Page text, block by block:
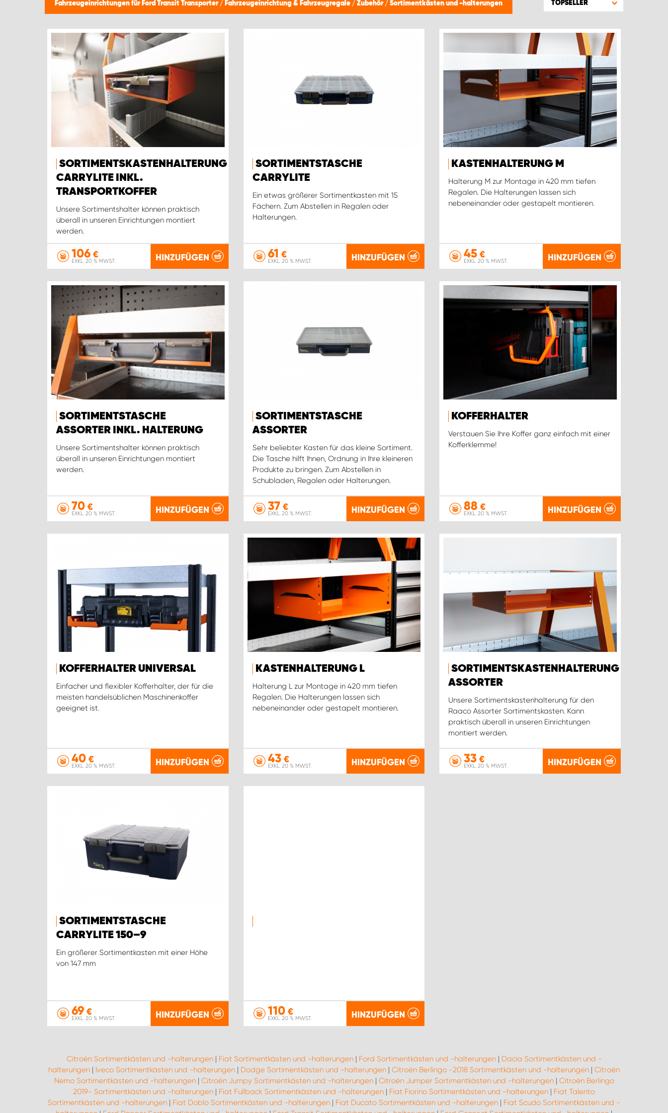
Fahrzeugeinrichtungen für Ford Transit Transporter / Fahrzeugeinrichtung & Fahrzeugregale / Zubehör / Sortimentkästen und -halterungen TOPSELLER
SORTIMENTSKASTENHALTERUNG
CARRYLITE INKL.
TRANSPORTKOFFER
Unsere Sortimentshalter können praktisch
überall in unseren Einrichtungen montiert
werden.
106 €
EXKL. 20 % MWST. HINZUFÜGEN
SORTIMENTSTASCHE
CARRYLITE
Ein etwas größerer Sortimentkasten mit 15
Fächern. Zum Abstellen in Regalen oder
Halterungen.
61 €
EXKL. 20 % MWST. HINZUFÜGEN
KASTENHALTERUNG M
Halterung M zur Montage in 420 mm tiefen
Regalen. Die Halterungen lassen sich
nebeneinander oder gestapelt montieren.
45 €
EXKL. 20 % MWST. HINZUFÜGEN
SORTIMENTSTASCHE
ASSORTER INKL. HALTERUNG
Unsere Sortimentshalter können praktisch
überall in unseren Einrichtungen montiert
werden.
70 €
EXKL. 20 % MWST. HINZUFÜGEN
SORTIMENTSTASCHE
ASSORTER
Sehr beliebter Kasten für das kleine Sortiment.
Die Tasche hilft Ihnen, Ordnung in Ihre kleineren
Produkte zu bringen. Zum Abstellen in
Schubladen, Regalen oder Halterungen.
37€
EXKL. 20 % MWST. HINZUFÜGEN
KOFFERHALTER
Verstauen Sie Ihre Koffer ganz einfach mit einer
Kofferklemme!
88 €
EXKL. 20 % MWST. HINZUFÜGEN
KOFFERHALTER UNIVERSAL
Einfacher und flexibler Kofferhalter, der für die
meisten handelsüblichen Maschinenkoffer
geeignet ist.
40 €
EXKL. 20 % MWST. HINZUFÜGEN
KASTENHALTERUNG L
Halterung L zur Montage in 420 mm tiefen
Regalen. Die Halterungen lassen sich
nebeneinander oder gestapelt montieren.
43€
EXKL. 20 % MWST. HINZUFÜGEN
SORTIMENTSKASTENHALTERUNG
ASSORTER
Unsere Sortimentskastenhalterung für den
Raaco Assorter Sortimentskasten. Kann
praktisch überall in unseren Einrichtungen
montiert werden.
33 €
EXKL. 20 % MWST. HINZUFÜGEN
SORTIMENTSTASCHE
CARRYLITE 150–9
Ein größerer Sortimentkasten mit einer Höhe
von 147 mm
69 €
EXKL. 20 % MWST. HINZUFÜGEN 110€
EXKL. 20 % MWST. HINZUFÜGEN
Citroën Sortimentkästen und -halterungen| Fiat Sortimentkästen und -halterungen| Ford Sortimentkästen und -halterungen| Dacia Sortimentkästen und -
halterungen | Iveco Sortimentkästen und -halterungen | Dodge Sortimentkästen und -halterungen | Citroën Berlingo -2018 Sortimentkästen und -halterungen | Citroën
Nemo Sortimentkästen und -halterungen| Citroën Jumpy Sortimentkästen und -halterungen| Citroën Jumper Sortimentkästen und -halterungen| Citroën Berlingo
2019- Sortimentkästen und -halterungen | Fiat Fullback Sortimentkästen und -halterungen | Fiat Fiorino Sortimentkästen und -halterungen | Fiat Talento
Sortimentkästen und -halterungen | Fiat Doblo Sortimentkästen und -halterungen | Fiat Ducato Sortimentkästen und -halterungen | Fiat Scudo Sortimentkästen und -